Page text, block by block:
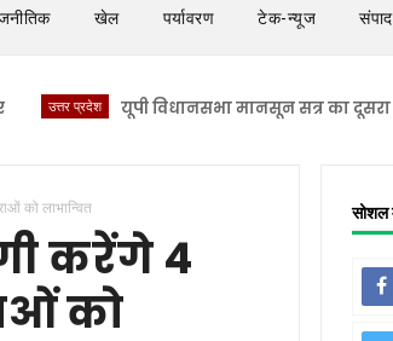
खेल पर्यावरण टेक-न्यूज
प्रदेश यूपी विधानसभा मानसून सत्र का दूसरा
को लाभान्वित
करेंगे 4
को
सोशल